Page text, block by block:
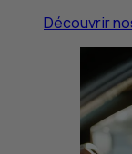
Découvrir